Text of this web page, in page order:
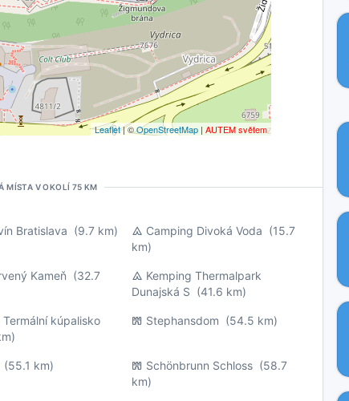
Leaflet| ©OpenStreetMap |AUTEM světem
MÍSTA V OKOLÍ 75 KM
Bratislava (9.7 km) Camping Divoká Voda (15.7
km)
Kameň (32.7
Kemping Thermalpark
Dunajská S (41.6 km)
Termální kúpalisko
Stephansdom (54.5 km)
km) Schönbrunn Schloss(58.7
km)